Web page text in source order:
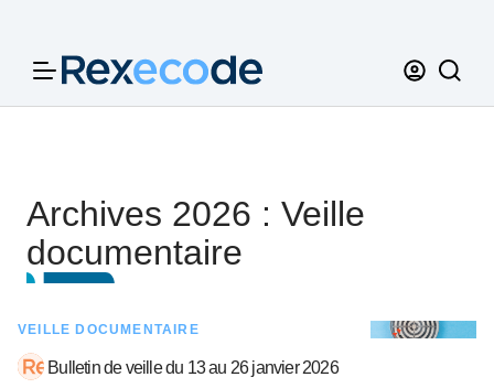
Archives 2026 : Veille
documentaire
VEILLE DOCUMENTAIRE
Bulletin de veille du 13 au 26 janvier 2026